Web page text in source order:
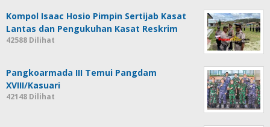
Kompol Isaac Hosio Pimpin Sertijab Kasat
Lantas dan Pengukuhan Kasat Reskrim
42588 Dilihat
Pangkoarmada III Temui Pangdam
XVIII/Kasuari
42148 Dilihat